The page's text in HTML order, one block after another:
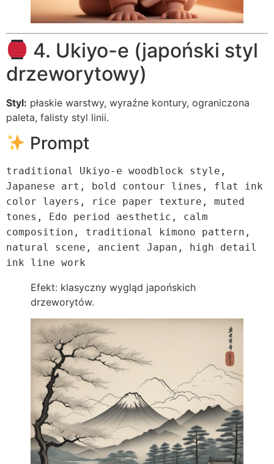
4. Ukiyo-e (japoński styl
drzeworytowy)
Styl: płaskie warstwy, wyraźne kontury, ograniczona
paleta, falisty styl linii.
Prompt
traditional Ukiyo-e woodblock style,
Japanese art, bold contour lines, flat ink
color layers, rice paper texture, muted
tones, Edo period aesthetic, calm
composition, traditional kimono pattern,
natural scene, ancient Japan, high detail
ink line work
Efekt: klasyczny wygląd japońskich
drzeworytów.